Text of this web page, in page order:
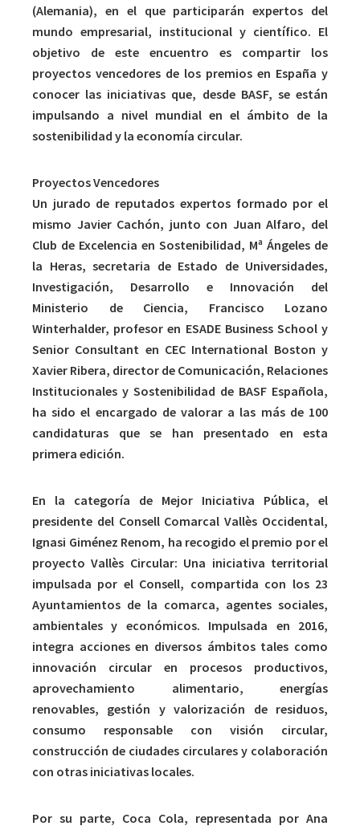
(Alemania), en el que participarán expertos del
mundo empresarial, institucional y científico. El
objetivo de este encuentro es compartir los
proyectos vencedores de los premios en España y
conocer las iniciativas que, desde BASF, se están
impulsando a nivel mundial en el ámbito de la
sostenibilidad y la economía circular.
Proyectos Vencedores
Un jurado de reputados expertos formado por el
mismo Javier Cachón, junto con Juan Alfaro, del
Club de Excelencia en Sostenibilidad, Mª Ángeles de
la Heras, secretaria de Estado de Universidades,
Investigación, Desarrollo e Innovación del
Ministerio de Ciencia, Francisco Lozano
Winterhalder, profesor en ESADE Business School y
Senior Consultant en CEC International Boston y
Xavier Ribera, director de Comunicación, Relaciones
Institucionales y Sostenibilidad de BASF Española,
ha sido el encargado de valorar a las más de 100
candidaturas que se han presentado en esta
primera edición.
En la categoría de Mejor Iniciativa Pública, el
presidente del Consell Comarcal Vallès Occidental,
Ignasi Giménez Renom, ha recogido el premio por el
proyecto Vallès Circular: Una iniciativa territorial
impulsada por el Consell, compartida con los 23
Ayuntamientos de la comarca, agentes sociales,
ambientales y económicos. Impulsada en 2016,
integra acciones en diversos ámbitos tales como
innovación circular en procesos productivos,
aprovechamiento alimentario, energías
renovables, gestión y valorización de residuos,
consumo responsable con visión circular,
construcción de ciudades circulares y colaboración
con otras iniciativas locales.
Por su parte, Coca Cola, representada por Ana